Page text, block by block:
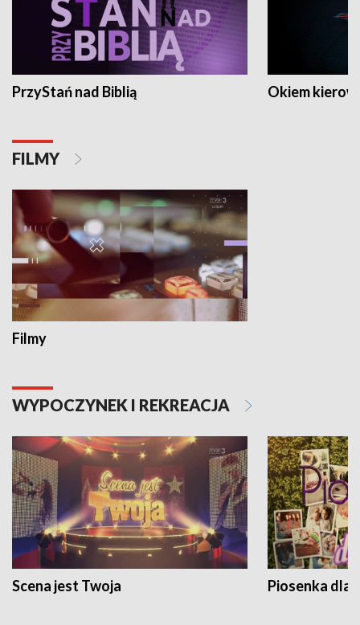
PrzyStań nad Biblią Okiem
FILMY
Filmy
WYPOCZYNEK I REKREACJA
Scena jest Twoja Piosenka dla